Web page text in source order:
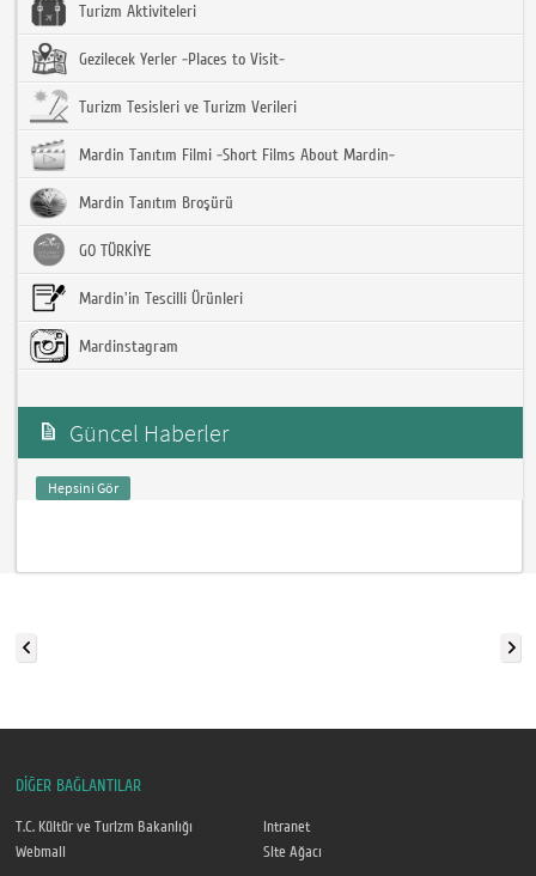
Turizm Aktiviteleri
Gezilecek Yerler -Places to Visit-
Turizm Tesisleri ve Turizm Verileri
Mardin Tanıtım Filmi -Short Films About Mardin-
Mardin Tanıtım Broşürü
GO TÜRKİYE
Mardin'in Tescilli Ürünleri
Mardinstagram
Güncel Haberler
Hepsini Gör
DİĞER BAĞLANTILAR
T.C. Kültür ve Turizm Bakanlığı
Intranet
Webmail
Site Ağacı